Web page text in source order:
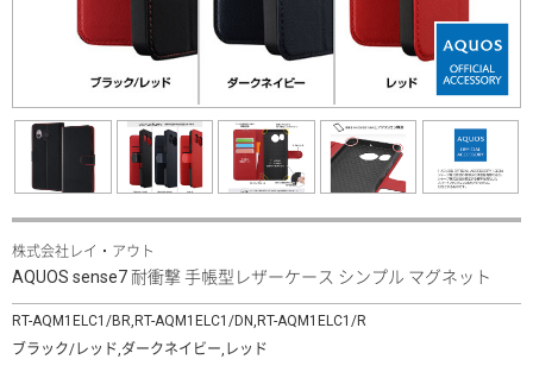
株式会社レイ・アウト
AQUOS sense7 耐衝撃 手帳型レザーケース シンプル マグネット
RT-AQM1ELC1/BR,RT-AQM1ELC1/DN,RT-AQM1ELC1/R
ブラック/レッド,ダークネイビー,レッド